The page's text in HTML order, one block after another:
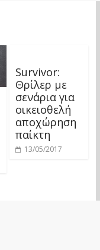
Survivor:
Θρίλερ με
σενάρια για
οικειοθελή
αποχώρηση
παίκτη
13/05/2017